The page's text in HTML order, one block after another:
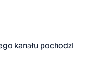
kanału pochodzi